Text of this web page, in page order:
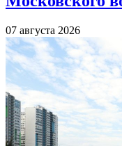
07 августа 2026